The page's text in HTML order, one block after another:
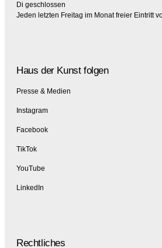
Di geschlossen
Jeden letzten Freitag im Monat freier Eintritt
Haus der Kunst folgen
Presse & Medien
Instagram
Facebook
TikTok
YouTube
LinkedIn
Rechtliches